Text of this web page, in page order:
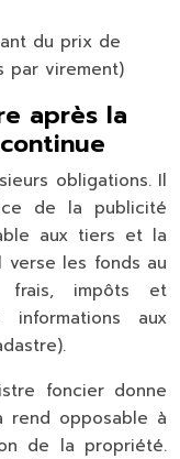
du prix de
par virement)
après la
obligations. Il
de la publicité
aux tiers et la
verse les fonds au
frais, impôts et
aux
foncier donne
opposable à
de la propriété.